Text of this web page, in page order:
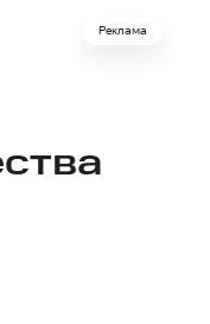
Реклама